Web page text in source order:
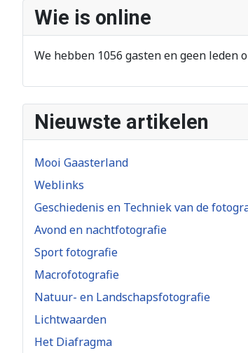
Wie is online
We hebben 1056 gasten en geen leden
Nieuwste artikelen
Mooi Gaasterland
Weblinks
Geschiedenis en Techniek van de
Avond en nachtfotografie
Sport fotografie
Macrofotografie
Natuur- en Landschapsfotografie
Lichtwaarden
Het Diafragma